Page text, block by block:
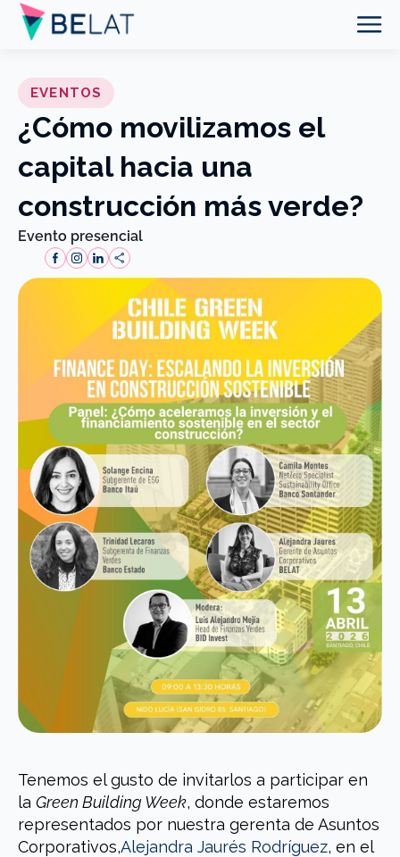
EVENTOS
¿Cómo movilizamos el
capital hacia una
construcción más verde?
Evento presencial
Tenemos el gusto de invitarlos a participar en
la Green Building Week, donde estaremos
representados por nuestra gerenta de Asuntos
Corporativos,Alejandra Jaurés Rodríguez, en el